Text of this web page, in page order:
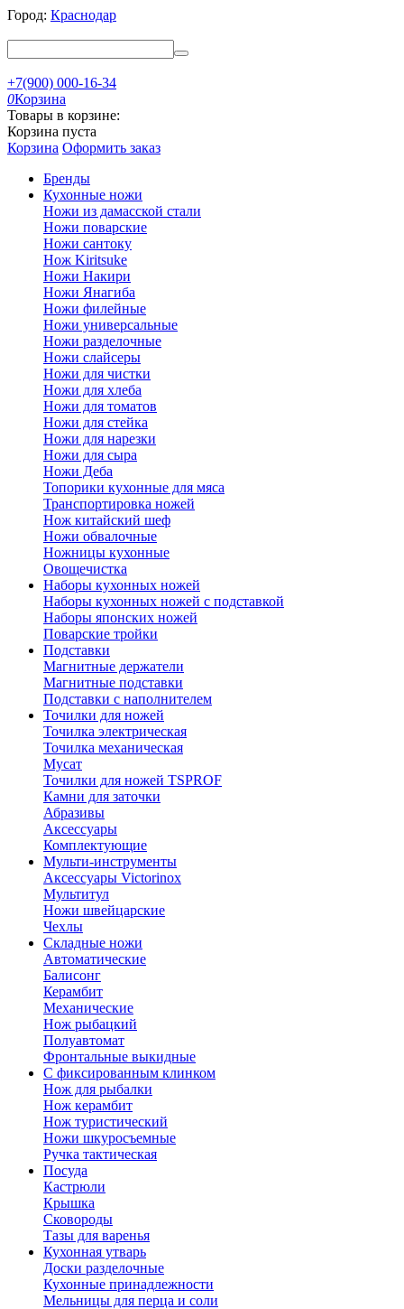
Город: Краснодар
+7(900) 000-16-34
0Корзина
Товары в корзине:
Корзина пуста
Корзина Оформить заказ
Бренды
Кухонные ножи
Ножи из дамасской стали
Ножи поварские
Ножи сантоку
Нож Kiritsuke
Ножи Накири
Ножи Янагиба
Ножи филейные
Ножи универсальные
Ножи разделочные
Ножи слайсеры
Ножи для чистки
Ножи для хлеба
Ножи для томатов
Ножи для стейка
Ножи для нарезки
Ножи для сыра
Ножи Деба
Топорики кухонные для мяса
Транспортировка ножей
Нож китайский шеф
Ножи обвалочные
Ножницы кухонные
Овощечистка
Наборы кухонных ножей
Наборы кухонных ножей с подставкой
Наборы японских ножей
Поварские тройки
Подставки
Магнитные держатели
Магнитные подставки
Подставки с наполнителем
Точилки для ножей
Точилка электрическая
Точилка механическая
Мусат
Точилки для ножей TSPROF
Камни для заточки
Абразивы
Аксессуары
Комплектующие
Мульти-инструменты
Аксессуары Victorinox
Мультитул
Ножи швейцарские
Чехлы
Складные ножи
Автоматические
Балисонг
Керамбит
Механические
Нож рыбацкий
Полуавтомат
Фронтальные выкидные
С фиксированным клинком
Нож для рыбалки
Нож керамбит
Нож туристический
Ножи шкуросъемные
Ручка тактическая
Посуда
Кастрюли
Крышка
Сковороды
Тазы для варенья
Кухонная утварь
Доски разделочные
Кухонные принадлежности
Мельницы для перца и соли